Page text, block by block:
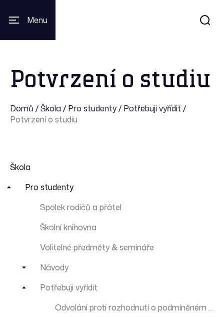
Menu
Potvrzení o studiu
Domů /Škola / Pro studenty/ Potřebuji vyřídit /
Potvrzení o studiu
Škola
Pro studenty
Spolek rodičů a přátel
Školní knihovna
Volitelné předměty & semináře
Návody
Potřebuji vyřídit
Odvolání proti rozhodnutí o podmíněném vyloučení